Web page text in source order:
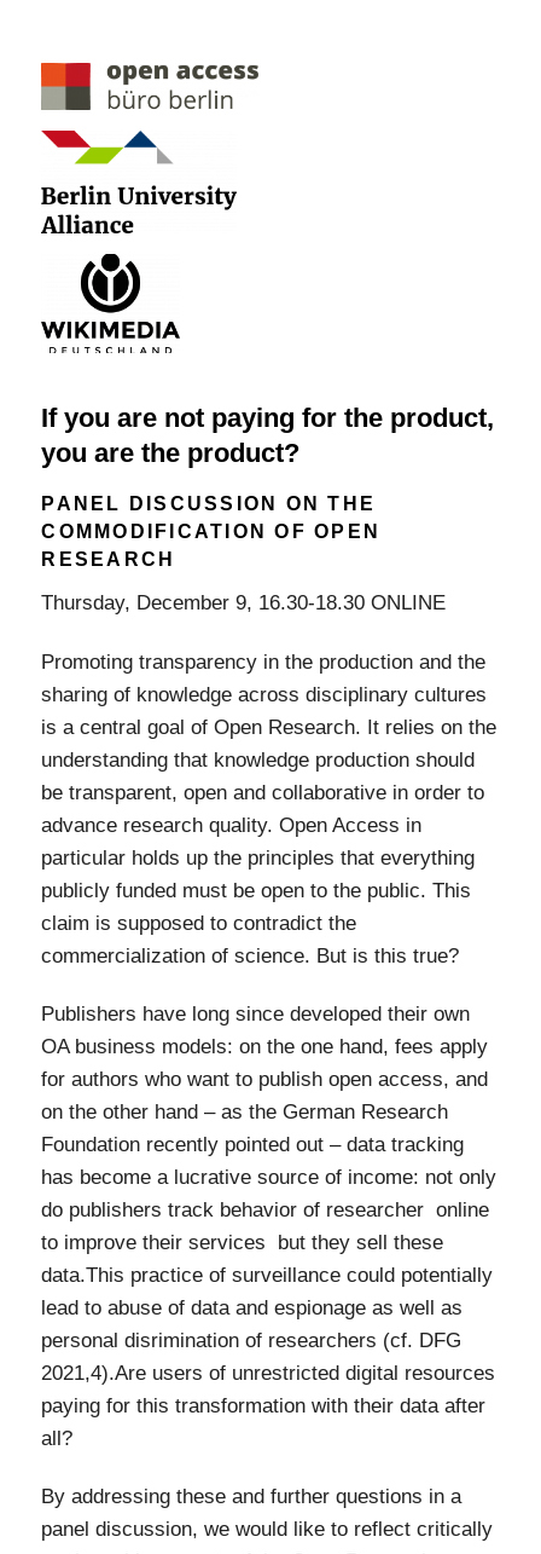
If you are not paying for the product,
you are the product?
PANEL DISCUSSION ON THE
COMMODIFICATION OF OPEN
RESEARCH
Thursday, December 9, 16.30-18.30 ONLINE
Promoting transparency in the production and the
sharing of knowledge across disciplinary cultures
is a central goal of Open Research. It relies on the
understanding that knowledge production should
be transparent, open and collaborative in order to
advance research quality. Open Access in
particular holds up the principles that everything
publicly funded must be open to the public. This
claim is supposed to contradict the
commercialization of science. But is this true?
Publishers have long since developed their own
OA business models: on the one hand, fees apply
for authors who want to publish open access, and
on the other hand – as the German Research
Foundation recently pointed out – data tracking
has become a lucrative source of income: not only
do publishers track behavior of researcher online
to improve their services but they sell these
data.This practice of surveillance could potentially
lead to abuse of data and espionage as well as
personal disrimination of researchers (cf. DFG
2021,4).Are users of unrestricted digital resources
paying for this transformation with their data after
all?
By addressing these and further questions in a
panel discussion, we would like to reflect critically